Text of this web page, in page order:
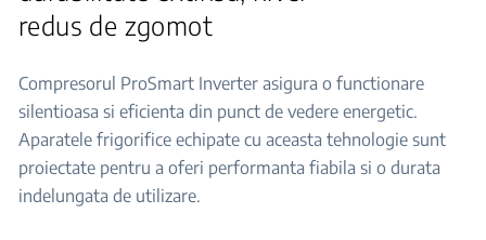
redus de zgomot
Compresorul ProSmart Inverter asigura o functionare
silentioasa si eficienta din punct de vedere energetic.
Aparatele frigorifice echipate cu aceasta tehnologie sunt
proiectate pentru a oferi performanta fiabila si o durata
indelungata de utilizare.